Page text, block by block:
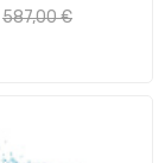
Prix
587,00 €